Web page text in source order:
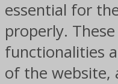
essential for
properly.
functionalities
of the website,